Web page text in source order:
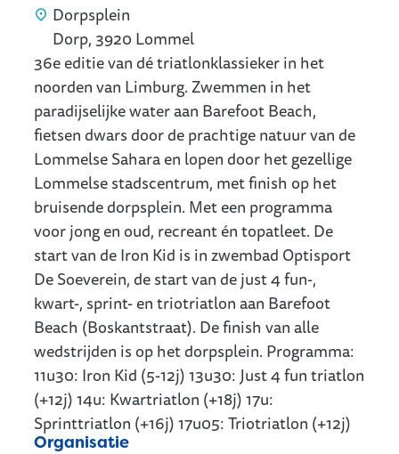
Dorpsplein
Dorp,3920 Lommel
36e editie van dé triatlonklassieker in het
noorden van Limburg. Zwemmen in het
paradijselijke water aan Barefoot Beach,
fietsen dwars door de prachtige natuur van de
Lommelse Sahara en lopen door het gezellige
Lommelse stadscentrum, met finish op het
bruisende dorpsplein. Met een programma
voor jong en oud, recreant én topatleet. De
start van de Iron Kid is in zwembad Optisport
De Soeverein, de start van de just 4 fun-,
kwart-, sprint- en triotriatlon aan Barefoot
Beach (Boskantstraat). De finish van alle
wedstrijden is op het dorpsplein. Programma:
11u30: Iron Kid (5-12j) 13u30: Just 4 fun triatlon
(+12j) 14u: Kwartriatlon (+18j) 17u:
Sprinttriatlon (+16j) 17u05: Triotriatlon (+12j)
Organisatie